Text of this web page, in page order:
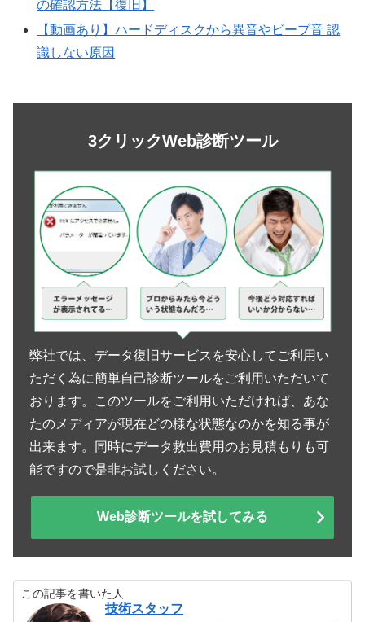
の確認方法【復旧】
【動画あり】ハードディスクから異音やビープ音 認
識しない原因
3クリックWeb診断ツール
弊社では、データ復旧サービスを安心してご利用い
ただく為に簡単自己診断ツールをご利用いただいて
おります。このツールをご利用いただければ、あな
たのメディアが現在どの様な状態なのかを知る事が
出来ます。同時にデータ救出費用のお見積もりも可
能ですので是非お試しください。
Web診断ツールを試してみる
この記事を書いた人
技術スタッフ